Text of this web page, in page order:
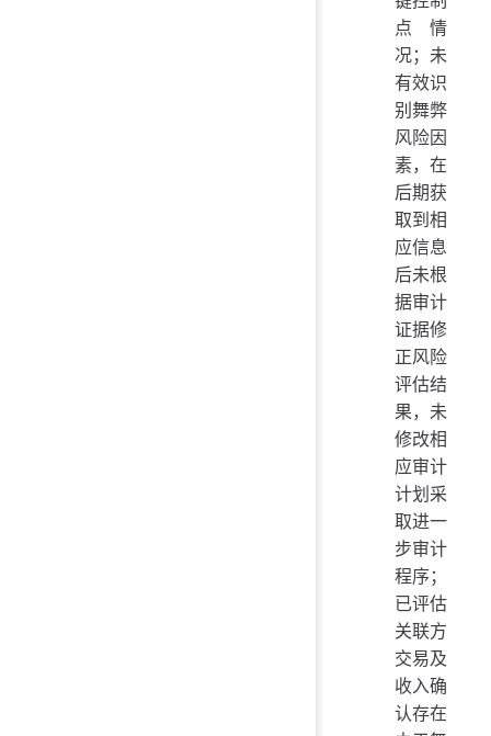
点情
况；未
有效识
别舞弊
风险因
素，在
后期获
取到相
应信息
后未根
据审计
证据修
正风险
评估结
果，未
修改相
应审计
计划采
取进一
步审计
程序；
已评估
关联方
交易及
收入确
认存在